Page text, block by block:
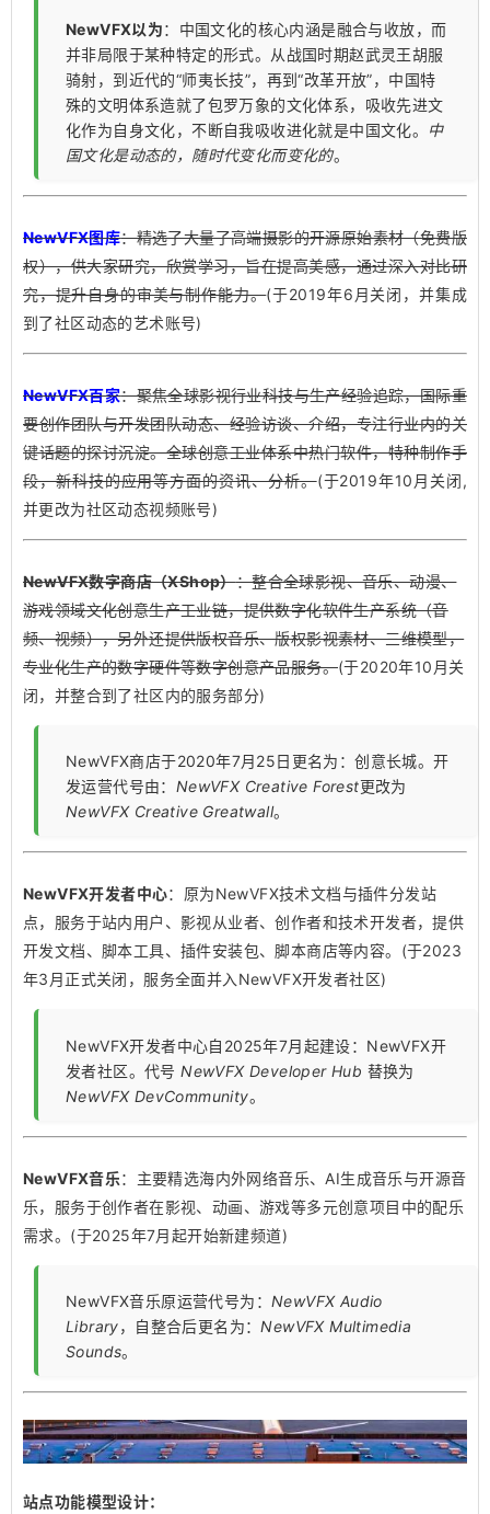
NewVFX以为：中国文化的核心内涵是融合与收放，而
并非局限于某种特定的形式。从战国时期赵武灵王胡服
骑射，到近代的“师夷长技”，再到“改革开放”，中国特
殊的文明体系造就了包罗万象的文化体系，吸收先进文
化作为自身文化，不断自我吸收进化就是中国文化。
中
国文化是动态的，随时代变化而变化的。
NewVFX图库：精选了大量了高端摄影的开源原始素材（免费版
权），供大家研究，欣赏学习，旨在提高美感，通过深入对比研
究，提升自身的审美与制作能力。(于2019年6月关闭，并集成
到了社区动态的艺术账号)
NewVFX百家：聚焦全球影视行业科技与生产经验追踪，国际重
要创作团队与开发团队动态、经验访谈、介绍，专注行业内的关
键话题的探讨沉淀。全球创意工业体系中热门软件，特种制作手
段，新科技的应用等方面的资讯、分析。(于2019年10月关闭,
并更改为社区动态视频账号)
NewVFX数字商店（XShop）：整合全球影视、音乐、动漫、
游戏领域文化创意生产工业链，提供数字化软件生产系统（音
频、视频），另外还提供版权音乐、版权影视素材、三维模型，
专业化生产的数字硬件等数字创意产品服务。(于2020年10月关
闭，并整合到了社区内的服务部分)
NewVFX商店于2020年7月25日更名为：创意长城。开
发运营代号由： NewVFX Creative Forest更改为
NewVFX Creative Greatwall。
NewVFX开发者中心：原为NewVFX技术文档与插件分发站
点，服务于站内用户、影视从业者、创作者和技术开发者，提供
开发文档、脚本工具、插件安装包、脚本商店等内容。(于2023
年3月正式关闭，服务全面并入NewVFX开发者社区)
NewVFX开发者中心自2025年7月起建设：NewVFX开
发者社区。代号NewVFX Developer Hub 替换为
NewVFX DevCommunity。
NewVFX音乐：主要精选海内外网络音乐、AI生成音乐与开源音
乐，服务于创作者在影视、动画、游戏等多元创意项目中的配乐
需求。(于2025年7月起开始新建频道)
NewVFX音乐原运营代号为： NewVFX Audio
Library，自整合后更名为：NewVFX Multimedia
Sounds。
站点功能模型设计：